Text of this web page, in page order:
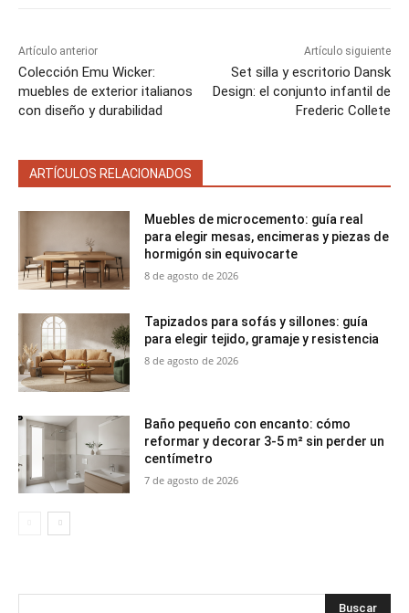
Artículo anterior
Colección Emu Wicker:
muebles de exterior italianos
con diseño y durabilidad
Artículo siguiente
Set silla y escritorio Dansk
Design: el conjunto infantil de
Frederic Collete
ARTÍCULOS RELACIONADOS
Muebles de microcemento: guía real
para elegir mesas, encimeras y piezas de
hormigón sin equivocarte
8 de agosto de 2026
Tapizados para sofás y sillones: guía
para elegir tejido, gramaje y resistencia
8 de agosto de 2026
Baño pequeño con encanto: cómo
reformar y decorar 3-5 m² sin perder un
centímetro
7 de agosto de 2026
Buscar